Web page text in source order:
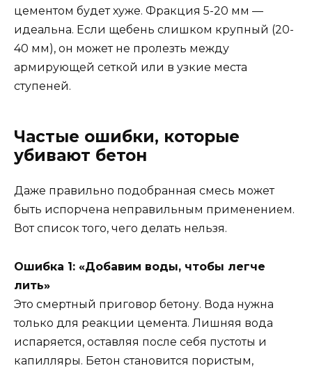
цементом будет хуже. Фракция 5-20 мм —
идеальна. Если щебень слишком крупный (20-
40 мм), он может не пролезть между
армирующей сеткой или в узкие места
ступеней.
Частые ошибки, которые
убивают бетон
Даже правильно подобранная смесь может
быть испорчена неправильным применением.
Вот список того, чего делать нельзя.
Ошибка 1: «Добавим воды, чтобы легче
лить»
Это смертный приговор бетону. Вода нужна
только для реакции цемента. Лишняя вода
испаряется, оставляя после себя пустоты и
капилляры. Бетон становится пористым,